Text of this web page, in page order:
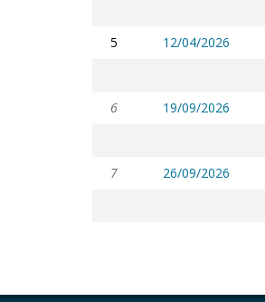
5
12/04/2026
6
19/09/2026
7
26/09/2026